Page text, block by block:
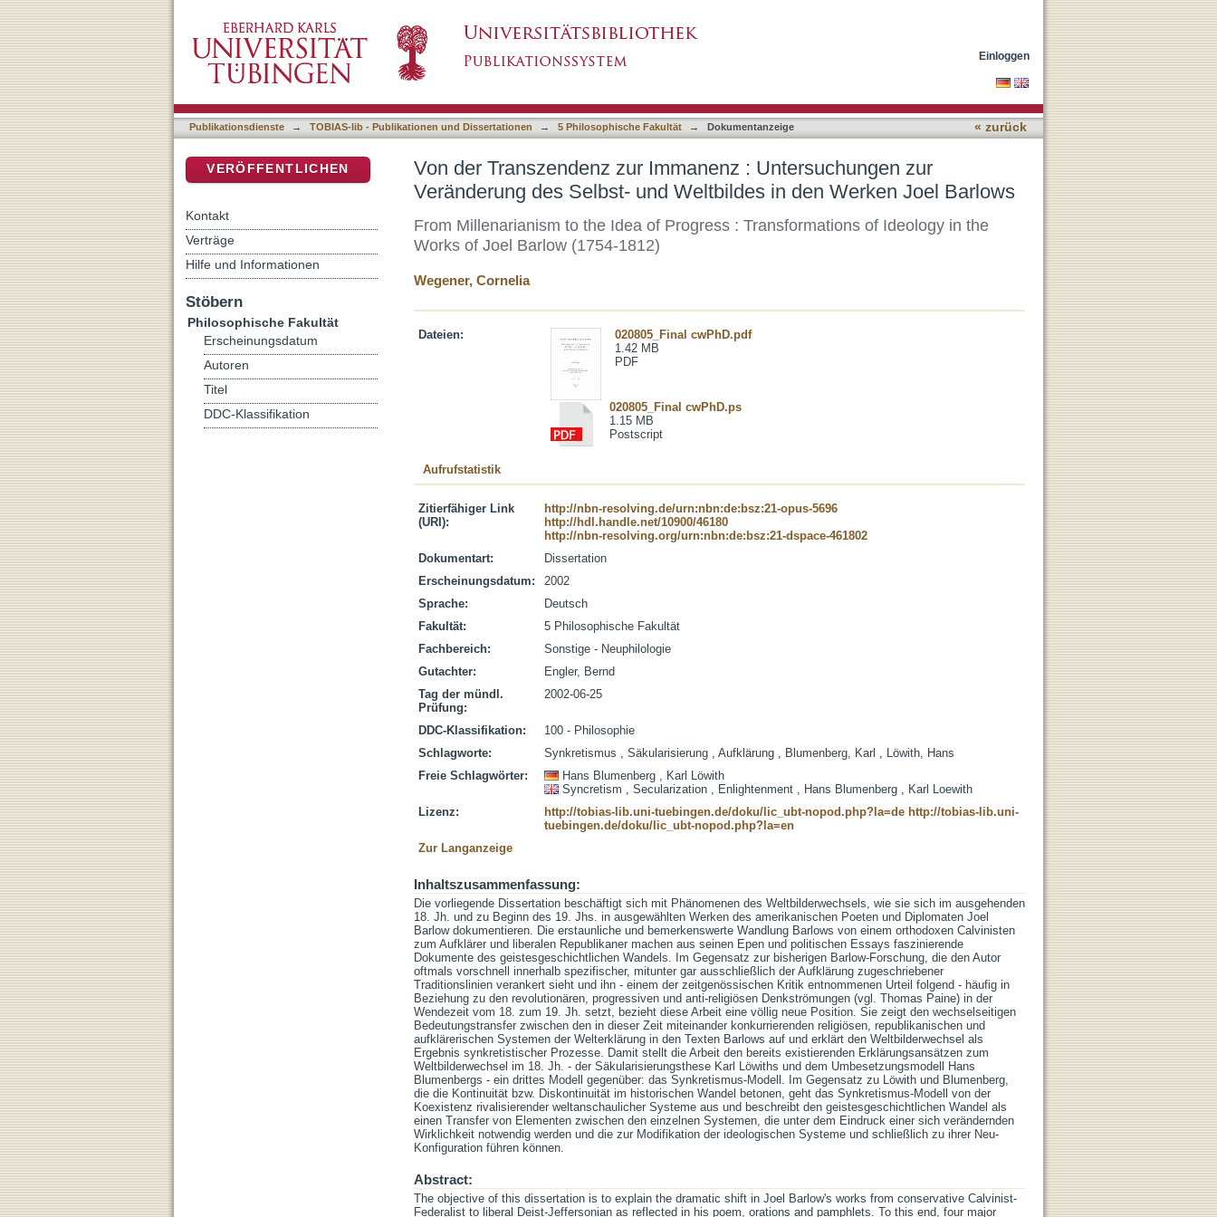
Weltbildes in den Werken Joel Barlows
Einloggen
Publikationsdienste → TOBIAS-lib - Publikationen und Dissertationen → 5 Philosophische Fakultät → Dokumentanzeige « zurück
Von der Transzendenz zur Immanenz : Untersuchungen zur
Veränderung des Selbst- und Weltbildes in den Werken Joel Barlows
From Millenarianism to the Idea of Progress : Transformations of Ideology in the
Works of Joel Barlow (1754-1812)
Wegener, Cornelia
Dateien:
020805_Final cwPhD.pdf
1.42 MB
PDF
020805_Final cwPhD.ps
1.15 MB
Postscript
Aufrufstatistik
Zitierfähiger Link
(URI):
http://nbn-resolving.de/urn:nbn:de:bsz:21-opus-5696
http://hdl.handle.net/10900/46180
http://nbn-resolving.org/urn:nbn:de:bsz:21-dspace-461802
Dokumentart:
Dissertation
Erscheinungsdatum:
2002
Sprache:
Deutsch
Fakultät:
5 Philosophische Fakultät
Fachbereich:
Sonstige - Neuphilologie
Gutachter:
Engler, Bernd
Tag der mündl.
Prüfung:
2002-06-25
DDC-Klassifikation:
100 - Philosophie
Schlagworte:
Synkretismus , Säkularisierung , Aufklärung , Blumenberg, Karl , Löwith, Hans
Freie Schlagwörter:
Hans Blumenberg , Karl Löwith
Syncretism , Secularization , Enlightenment , Hans Blumenberg , Karl Loewith
Lizenz:
http://tobias-lib.uni-tuebingen.de/doku/lic_ubt-nopod.php?la=de http://tobias-lib.uni-
tuebingen.de/doku/lic_ubt-nopod.php?la=en
Zur Langanzeige
Inhaltszusammenfassung:
Die vorliegende Dissertation beschäftigt sich mit Phänomenen des Weltbilderwechsels, wie sie sich im ausgehenden
18. Jh. und zu Beginn des 19. Jhs. in ausgewählten Werken des amerikanischen Poeten und Diplomaten Joel
Barlow dokumentieren. Die erstaunliche und bemerkenswerte Wandlung Barlows von einem orthodoxen Calvinisten
zum Aufklärer und liberalen Republikaner machen aus seinen Epen und politischen Essays faszinierende
Dokumente des geistesgeschichtlichen Wandels. Im Gegensatz zur bisherigen Barlow-Forschung, die den Autor
oftmals vorschnell innerhalb spezifischer, mitunter gar ausschließlich der Aufklärung zugeschriebener
Traditionslinien verankert sieht und ihn - einem der zeitgenössischen Kritik entnommenen Urteil folgend - häufig in
Beziehung zu den revolutionären, progressiven und anti-religiösen Denkströmungen (vgl. Thomas Paine) in der
Wendezeit vom 18. zum 19. Jh. setzt, bezieht diese Arbeit eine völlig neue Position. Sie zeigt den wechselseitigen
Bedeutungstransfer zwischen den in dieser Zeit miteinander konkurrierenden religiösen, republikanischen und
aufklärerischen Systemen der Welterklärung in den Texten Barlows auf und erklärt den Weltbilderwechsel als
Ergebnis synkretistischer Prozesse. Damit stellt die Arbeit den bereits existierenden Erklärungsansätzen zum
Weltbilderwechsel im 18. Jh. - der Säkularisierungsthese Karl Löwiths und dem Umbesetzungsmodell Hans
Blumenbergs - ein drittes Modell gegenüber: das Synkretismus-Modell. Im Gegensatz zu Löwith und Blumenberg,
die die Kontinuität bzw. Diskontinuität im historischen Wandel betonen, geht das Synkretismus-Modell von der
Koexistenz rivalisierender weltanschaulicher Systeme aus und beschreibt den geistesgeschichtlichen Wandel als
einen Transfer von Elementen zwischen den einzelnen Systemen, die unter dem Eindruck einer sich verändernden
Wirklichkeit notwendig werden und die zur Modifikation der ideologischen Systeme und schließlich zu ihrer Neu-
Konfiguration führen können.
Abstract:
The objective of this dissertation is to explain the dramatic shift in Joel Barlow's works from conservative Calvinist-
Federalist to liberal Deist-Jeffersonian as reflected in his poem, orations and pamphlets. To this end, four major
VERÖFFENTLICHEN
Kontakt
Verträge
Hilfe und Informationen
Stöbern
Philosophische Fakultät
Erscheinungsdatum
Autoren
Titel
DDC-Klassifikation